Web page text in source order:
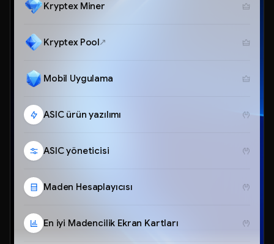
Kryptex Miner
Kryptex Pool
Mobil Uygulama
ASIC ürün yazılımı
ASIC yöneticisi
Maden Hesaplayıcısı
En iyi Madencilik Ekran Kartları